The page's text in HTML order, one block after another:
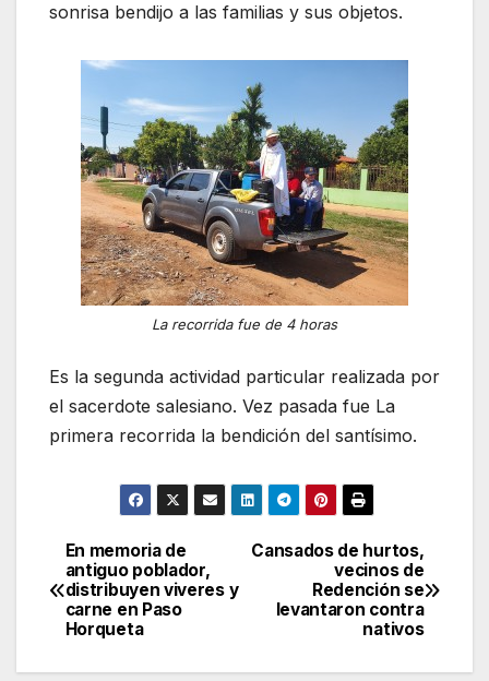
sonrisa bendijo a las familias y sus objetos.
La recorrida fue de 4 horas
Es la segunda actividad particular realizada por
el sacerdote salesiano. Vez pasada fue La
primera recorrida la bendición del santísimo.
Navegación
de
entradas
Cansados de hurtos,
vecinos de
Redención se
levantaron contra
nativos
En memoria de
antiguo poblador,
distribuyen viveres y
carne en Paso
Horqueta